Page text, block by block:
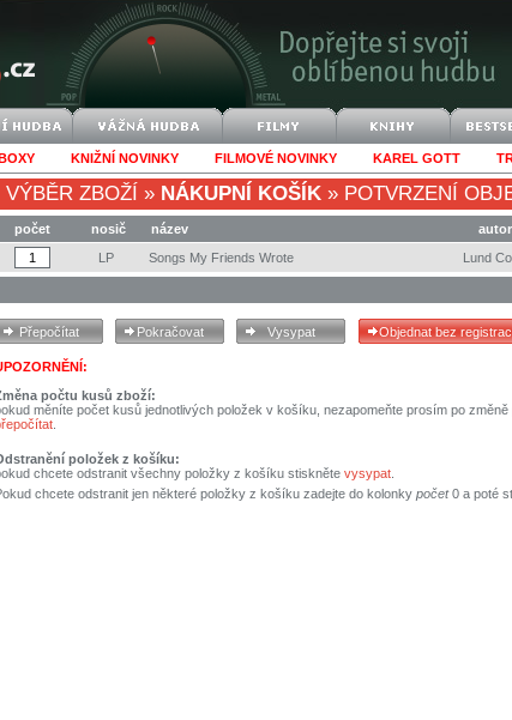
KNIŽNÍ NOVINKY FILMOVÉ NOVINKY KAREL GOTT
VÝBĚR ZBOŽÍ » NÁKUPNÍ KOŠÍK » POTVRZENÍ
počet nosič název autor
LP
Songs My Friends Wrote Lund
počtu kusů zboží:
měníte počet kusů jednotlivých položek v košíku, nezapomeňte prosím po
položek z košíku:
chcete odstranit všechny položky z košíku stiskněte vysypat
chcete odstranit jen některé položky z košíku zadejte do kolonky počet0 a poté